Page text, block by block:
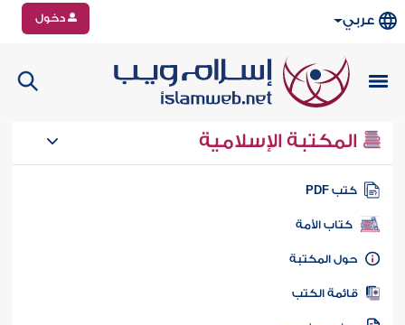
عربي دخول
المكتبة الإسلامية
كتب PDF
كتاب الأمة
المكتبة